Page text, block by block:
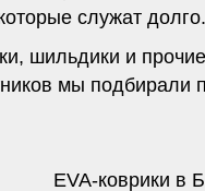
служат
шильдики и
мы подбирали